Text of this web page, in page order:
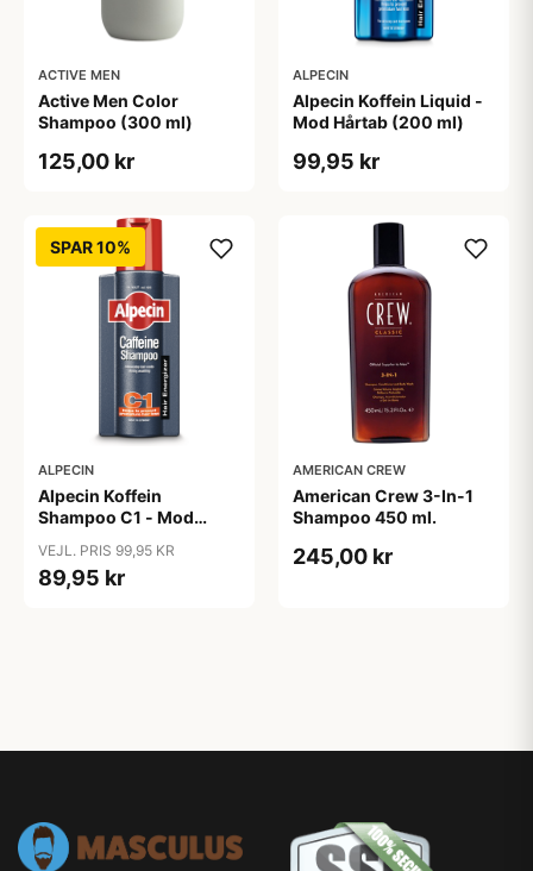
ACTIVE MEN
Active Men Color
Shampoo (300 ml)
125,00 kr
ALPECIN
Alpecin Koffein Liquid -
Mod Hårtab (200 ml)
99,95 kr
SPAR 10%
ALPECIN
Alpecin Koffein
Shampoo C1 - Mod
VEJL. PRIS 99,95 KR
89,95 kr
AMERICAN CREW
American Crew 3-In-1
Shampoo 450 ml.
245,00 kr